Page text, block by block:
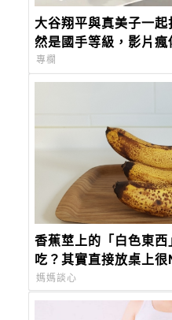
大谷翔平與真美子一
然是國手等級，影片瘋
專欄
香蕉莖上的「白色東
吃？其實直接放桌上很
保存期限！
媽媽談心